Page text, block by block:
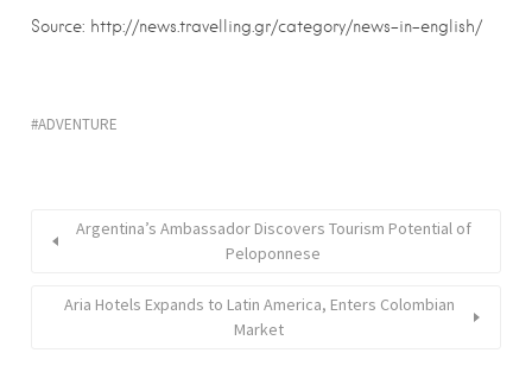
Source: http://news.travelling.gr/category/news-in-english/
ADVENTURE
Argentina’s Ambassador Discovers Tourism Potential of
Peloponnese
Aria Hotels Expands to Latin America, Enters Colombian
Market